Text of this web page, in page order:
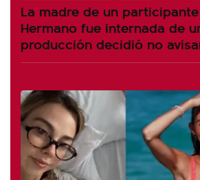
La madre de un
Hermano fue internada de
producción decidió no